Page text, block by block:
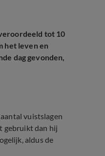
tot 10
het leven en
dag gevonden,
vuistslagen
gebruikt dan hij
aldus de